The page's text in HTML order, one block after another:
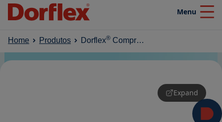
Menu
Close
Home
Home Produtos Dorflex® Comprimidos | Dor no corpo e muscular
Expand